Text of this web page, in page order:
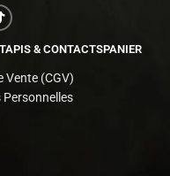
& CONTACTSPANIER
Vente (CGV)
Personnelles